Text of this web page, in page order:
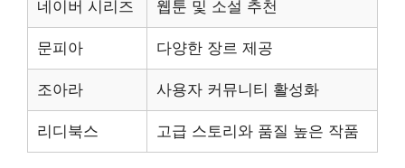
네이버 시리즈 웹툰 및 소설 추천
문피아 다양한 장르 제공
조아라 사용자 커뮤니티 활성화
리디북스 고급 스토리와 품질 높은 작품